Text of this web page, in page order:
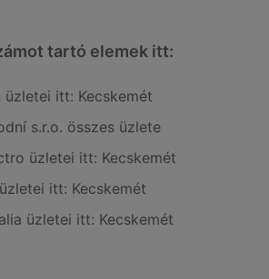
tartó elemek itt:
üzletei itt: Kecskemét
s.r.o. összes üzlete
üzletei itt: Kecskemét
itt: Kecskemét
üzletei itt: Kecskemét